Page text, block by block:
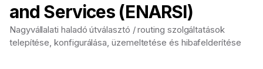
and Services (ENARSI)
Nagyvállalati haladó útválasztó / routing szolgáltatások
telepítése, konfigurálása, üzemeltetése és hibafelderítése